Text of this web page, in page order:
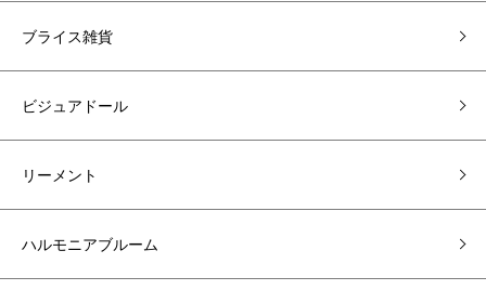
ブライス雑貨
ビジュアドール
リーメント
ハルモニアブルーム